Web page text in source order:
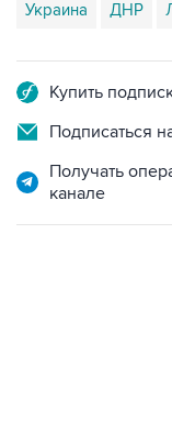
Подписаться
Получать